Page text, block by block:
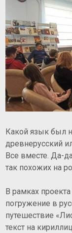
Какой язык был
древнерусский
Все вместе. Да-
так похожих на
В рамках
погружение в
путешествие
текст на